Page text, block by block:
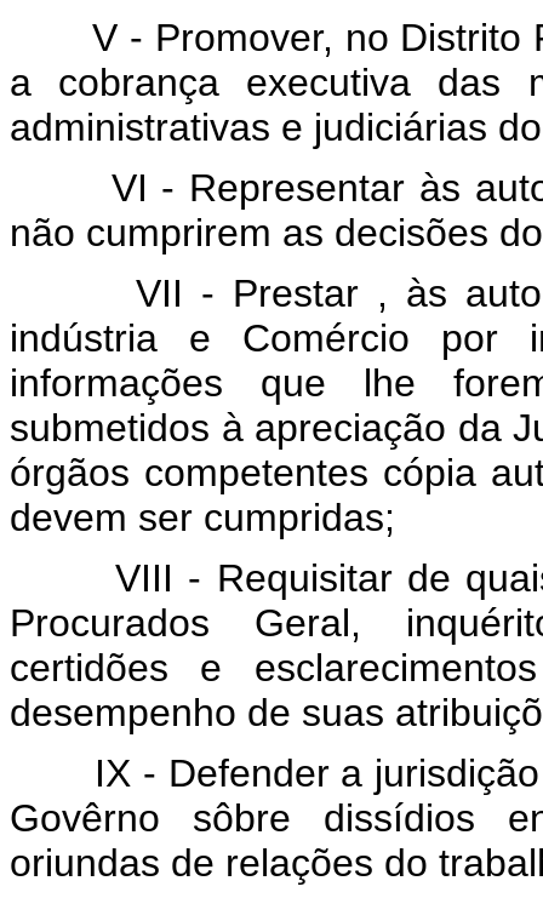
V - Promover, no Distrito
a cobrança executiva das
administrativas e judiciárias
VI - Representar às
não cumprirem as decisões
VII - Prestar , às
indústria e Comércio por
informações que lhe
submetidos à apreciação da
órgãos competentes cópia
devem ser cumpridas;
VIII - Requisitar de
Procurados Geral,
certidões e
desempenho de suas
IX - Defender a
Govêrno sôbre dissídios
oriundas de relações do